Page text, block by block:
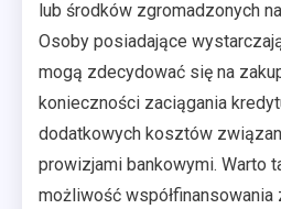
lub środków zgromadzonych
Osoby posiadające
mogą zdecydować się na
konieczności zaciągania
dodatkowych kosztów
prowizjami bankowymi. Warto
możliwość współfinansowania